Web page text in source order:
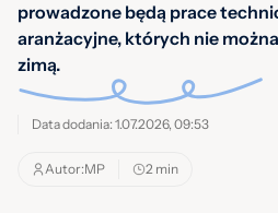
prowadzone będą prace
aranżacyjne, których nie
zimą.
Data dodania: 1.07.2026, 09:53
Autor:MP 2 min